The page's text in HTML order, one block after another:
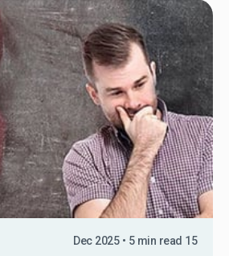
15 Dec 2025 • 5 min read